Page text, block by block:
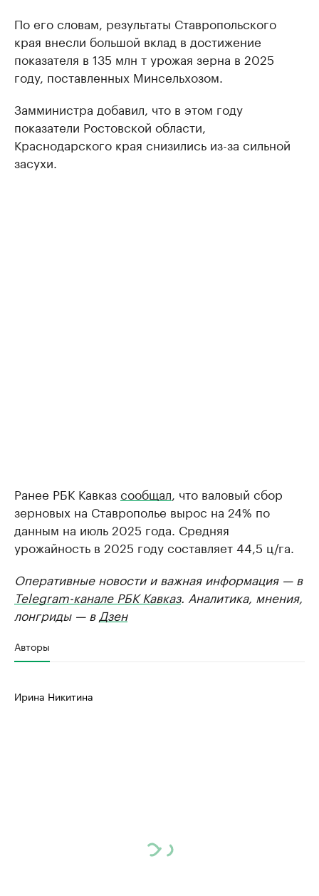
По его словам, результаты Ставропольского
края внесли большой вклад в достижение
показателя в 135 млн т урожая зерна в 2025
году, поставленных Минсельхозом.
Замминистра добавил, что в этом году
показатели Ростовской области,
Краснодарского края снизились из-за сильной
засухи.
Ранее РБК Кавказсообщал , что валовый сбор
зерновых на Ставрополье вырос на 24% по
данным на июль 2025 года. Средняя
урожайность в 2025 году составляет 44,5 ц/га.
Оперативные новости и важная информация — в
Telegram-канале РБК Кавказ. Аналитика, мнения,
лонгриды — в Дзен
Авторы
Ирина Никитина